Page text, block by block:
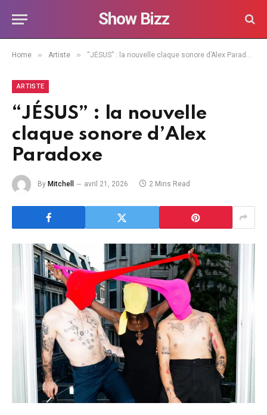
Show Bizz
Home » Artiste » “JÉSUS” : la nouvelle claque sonore d’Alex Paradoxe
ARTISTE
“JÉSUS” : la nouvelle
claque sonore d’Alex
Paradoxe
By Mitchell avril 21, 2026 2 Mins Read